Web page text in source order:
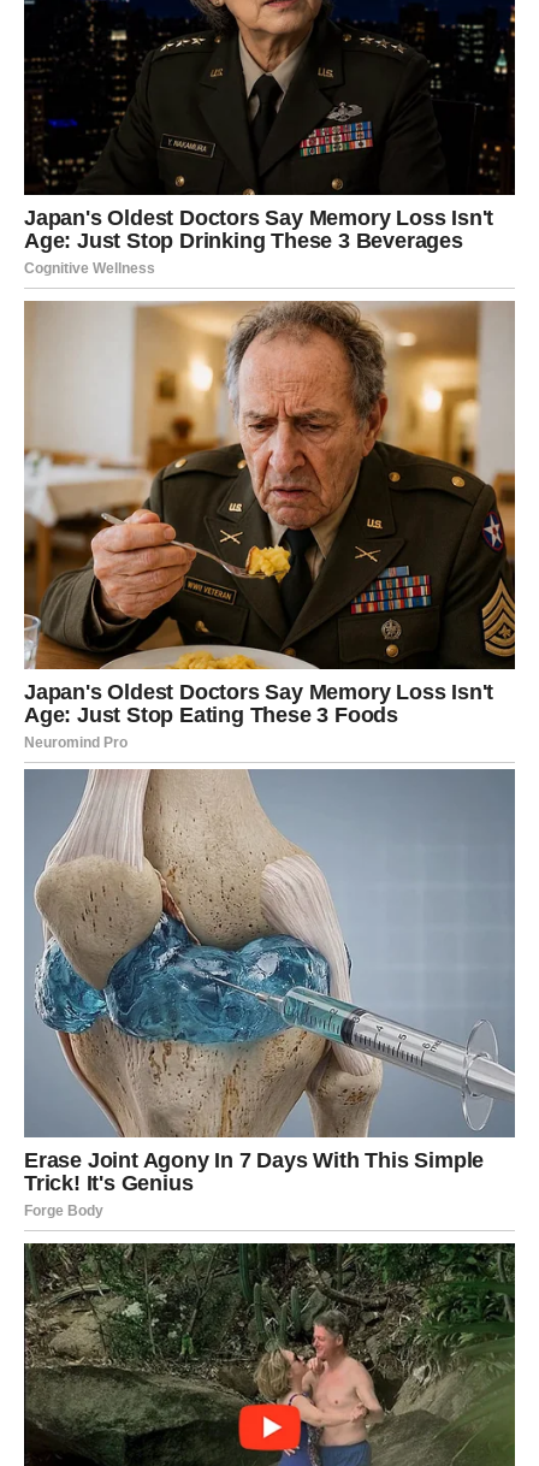
osloni samo na razum. Srce će tražiti da se čuje. Prošlost
može pokucati na vrata, stara osećanja, stare rane, ali i
stare želje koje nikada nisu nestale.
Ovo je period kada Jarac mora da nauči da se otvori. Da
kaže ono što oseća. Da prizna sebi šta zaista želi.
U ljubavi, može doći do kontakta sa osobom iz prošlosti ili
do velike promene u postojećem odnosu. Jarac će biti na
raskrsnici: da li da ostane zatvoren ili da rizikuje i pokaže
U poslu, dolazi situacija gde će morati da veruje intuiciji
više nego planu. A to je za Jarca ogroman izazov.
Ako Jarac izdrži ovaj test i dozvoli sebi da bude iskren
prema sebi, nagrada dolazi u vidu stabilnosti, sigurnosti i
emotivnog mira koji dugo nije imao.
ŠKORPIJA – TEST ISTINE I
OTPUŠTANJA PROŠLOSTI
Škorpija je znak koji sve pamti. Koji duboko oseća, ali
retko zaboravlja. Ovaj ciklus donosi test koji je najteži za
Škorpiju – test otpuštanja.
Sudbina sada traži od Škorpije da pusti ono što je dugo
držala u sebi. Stare ljutnje, stare povrede, stare priče
koje više nemaju mesto u njenom životu.
U ljubavi, može doći do situacije gde će morati da oprosti
– drugima, ali pre svega sebi. Moguća je poruka, susret ili
priznanje koje menja sve.
U svakodnevnom životu, Škorpija će osećati snažan
unutrašnji nemir. Kao da nešto mora da se završi da bi